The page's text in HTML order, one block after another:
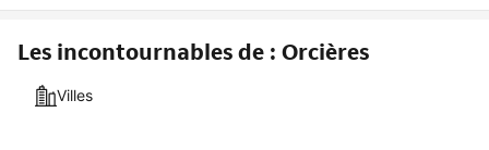
Les incontournables de : Orcières
Villes